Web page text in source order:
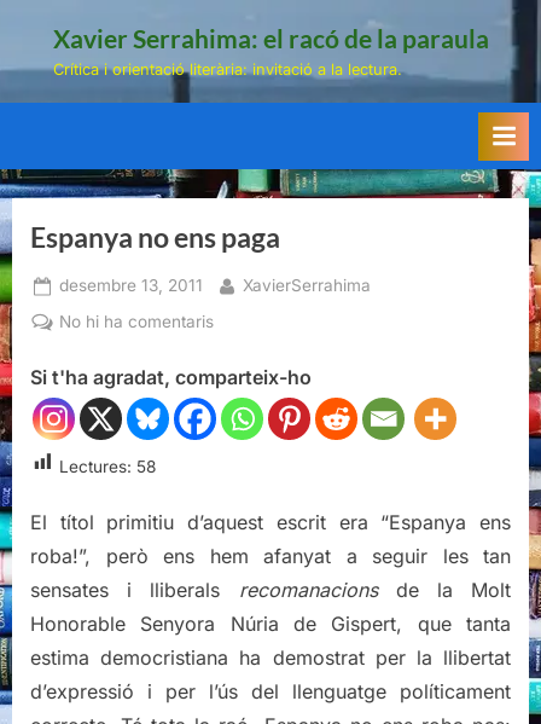
Xavier Serrahima: el racó de la paraula
Crítica i orientació literària: invitació a la lectura.
Espanya no ens paga
Posted
on
desembre 13, 2011 By
XavierSerrahima
No hi ha comentarisa
no
ens
paga
Si t'ha agradat, comparteix-ho
Lectures: 58
El títol primitiu d’aquest escrit era “Espanya ens
roba!”, però ens hem afanyat a seguir les tan
sensates i lliberals recomanacionsde la Molt
Honorable Senyora Núria de Gispert, que tanta
estima democristiana ha demostrat per la llibertat
d’expressió i per l’ús del llenguatge políticament